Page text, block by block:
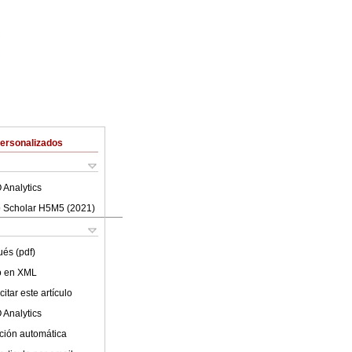
Analytics
Scholar H5M5 (2021 )
(pdf)
en XML
este artículo
Analytics
automática